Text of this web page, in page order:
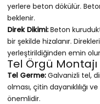
yerlere beton dökülür.
beklenir.
Direk Dikimi:Beton
bir şekilde hizalanır.
yerleştirildiğinden emin
Tel Örgü
Tel Germe:Galvanizli tel,
olması, çitin dayanıklılığı
önemlidir.